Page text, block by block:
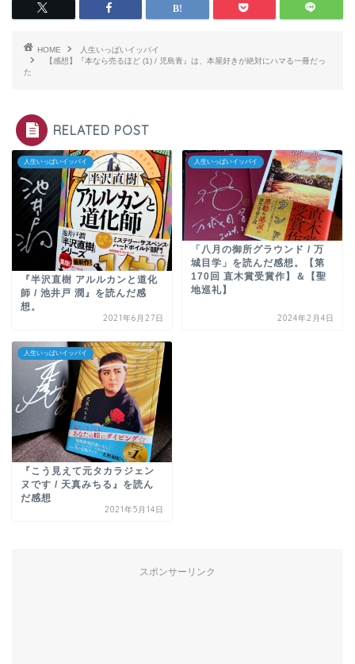
HOME
人生いっぱいイッパイ
【感想】『本なら売るほど (1) / 児島青』は、本屋好きが絶対にハマる一冊だっ
た
RELATED POST
人生いっぱいイッパイ
『半沢直樹 アルルカンと道化
師 / 池井戸 潤』を読んだ感
想。
2021年6月27日
人生いっぱいイッパイ
「八月の御所グラウンド / 万
城目学」を読んだ感想。【第
170回 直木賞受賞作】＆【聖
地巡礼】
2024年2月4日
人生いっぱいイッパイ
『こう見えて元タカラジェン
ヌです / 天真みちる』を読ん
だ感想
2021年5月14日
スポンサーリンク